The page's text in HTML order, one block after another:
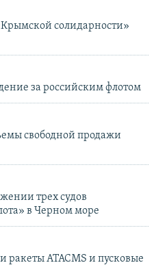
солидарности»
за российским флотом
свободной продажи
трех судов
в Черном море
ракеты ATACMS и пусковые